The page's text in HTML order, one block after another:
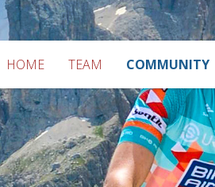
HOME TEAM COMMUNITY